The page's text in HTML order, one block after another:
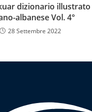
dizionario illustrato
albanese Vol. 4°
28 Settembre 2022